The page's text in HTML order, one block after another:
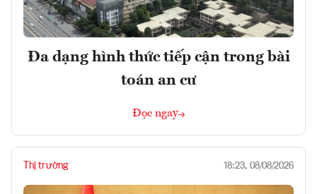
Đa dạng hình thức tiếp cận trong bài
toán an cư
Đọc ngay
Thị trường 18:23, 08/08/2026